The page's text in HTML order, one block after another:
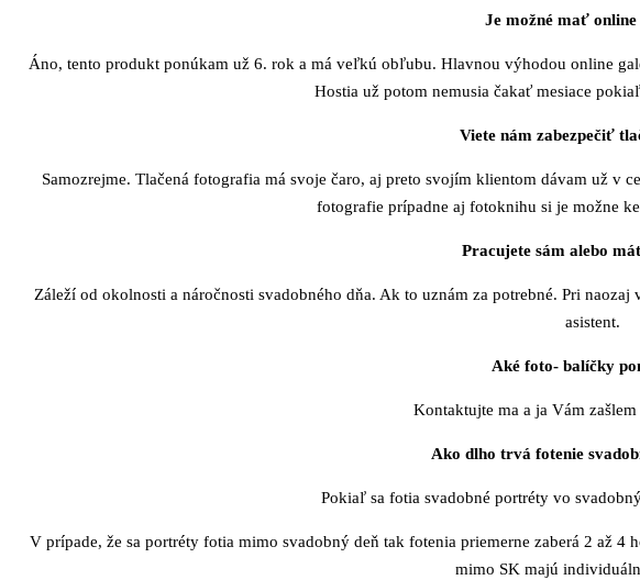
Je možné mať
Áno, tento produkt ponúkam už 6. rok a má veľkú obľubu. Hlavnou výhodou online
Hostia už potom nemusia čakať mesiace
Viete nám zabezpečiť
Samozrejme. Tlačená fotografia má svoje čaro, aj preto svojím klientom dávam už v
fotografie prípadne aj fotoknihu si je možne
Pracujete sám alebo
Záleží od okolnosti a náročnosti svadobného dňa. Ak to uznám za potrebné. Pri
asistent.
Aké foto- balíčky
Kontaktujte ma a ja Vám
Ako dlho trvá fotenie
Pokiaľ sa fotia svadobné portréty vo
V prípade, že sa portréty fotia mimo svadobný deň tak fotenia priemerne zaberá 2 až
mimo SK majú